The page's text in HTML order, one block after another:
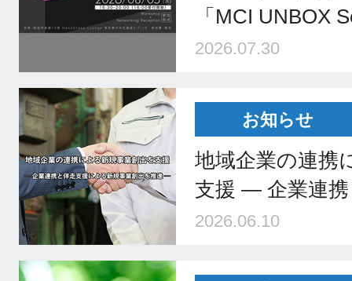
「MCI UNBOX
2026.07.30
お知らせ
地域企業の連携
支援 ― 企業連
2026.06.10